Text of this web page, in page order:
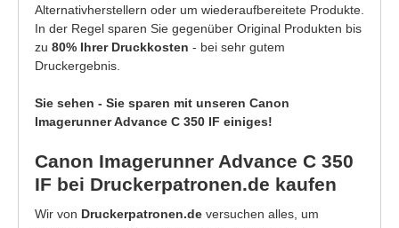
Alternativherstellern oder um wiederaufbereitete Produkte.
In der Regel sparen Sie gegenüber Original Produkten bis
zu 80% Ihrer Druckkosten - bei sehr gutem
Druckergebnis.
Sie sehen - Sie sparen mit unseren Canon
Imagerunner Advance C 350 IF einiges!
Canon Imagerunner Advance C 350
IF bei Druckerpatronen.de kaufen
Wir von Druckerpatronen.de versuchen alles, um